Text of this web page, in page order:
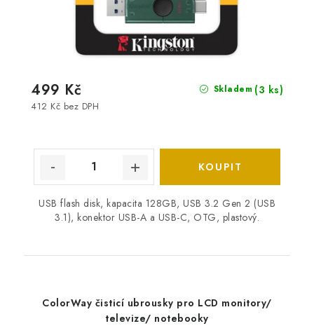
Skladem (3 ks)
412 Kč bez DPH
499 Kč
USB flash disk, kapacita 128GB, USB 3.2 Gen 2 (USB
3.1), konektor USB-A a USB-C, OTG, plastový.
ColorWay čisticí ubrousky pro LCD monitory/
televize/ notebooky